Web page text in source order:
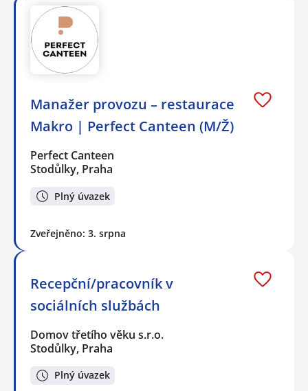
Manažer provozu – restaurace
Makro | Perfect Canteen (M/Ž)
Perfect Canteen
Stodůlky, Praha
Plný úvazek
Zveřejněno: 3. srpna
Recepční/pracovník v
sociálních službách
Domov třetího věku s.r.o.
Stodůlky, Praha
Plný úvazek